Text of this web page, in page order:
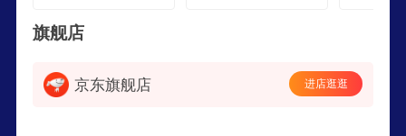
旗舰店
京东旗舰店 进店逛逛